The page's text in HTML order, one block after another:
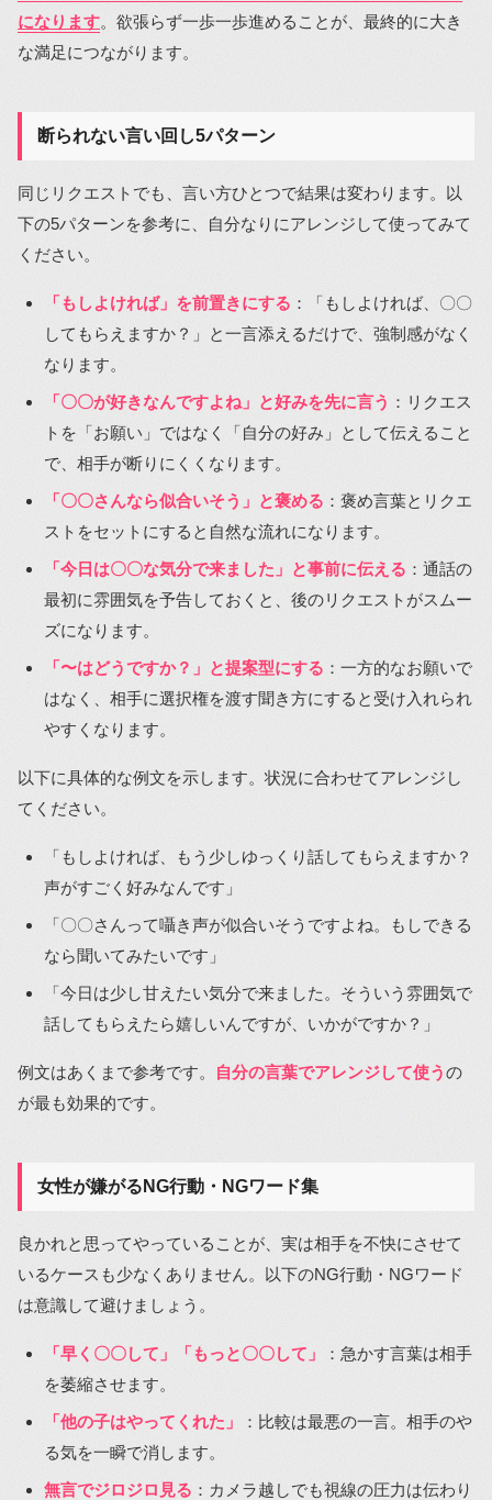
になります。欲張らず一歩一歩進めることが、最終的に大き
な満足につながります。
断られない言い回し5パターン
同じリクエストでも、言い方ひとつで結果は変わります。以
下の5パターンを参考に、自分なりにアレンジして使ってみて
ください。
「もしよければ」を前置きにする ：「もしよければ、〇〇
してもらえますか？」と一言添えるだけで、強制感がなく
なります。
「〇〇が好きなんですよね」と好みを先に言う ：リクエス
トを「お願い」ではなく「自分の好み」として伝えること
で、相手が断りにくくなります。
「〇〇さんなら似合いそう」と褒める ：褒め言葉とリクエ
ストをセットにすると自然な流れになります。
「今日は〇〇な気分で来ました」と事前に伝える ：通話の
最初に雰囲気を予告しておくと、後のリクエストがスムー
ズになります。
「〜はどうですか？」と提案型にする ：一方的なお願いで
はなく、相手に選択権を渡す聞き方にすると受け入れられ
やすくなります。
以下に具体的な例文を示します。状況に合わせてアレンジし
てください。
「もしよければ、もう少しゆっくり話してもらえますか？
声がすごく好みなんです」
「〇〇さんって囁き声が似合いそうですよね。もしできる
なら聞いてみたいです」
「今日は少し甘えたい気分で来ました。そういう雰囲気で
話してもらえたら嬉しいんですが、いかがですか？」
例文はあくまで参考です。 自分の言葉でアレンジして使うの
が最も効果的です。
女性が嫌がるNG行動・NGワード集
良かれと思ってやっていることが、実は相手を不快にさせて
いるケースも少なくありません。以下のNG行動・NGワード
は意識して避けましょう。
「早く〇〇して」「もっと〇〇して」
：急かす言葉は相手
を萎縮させます。
「他の子はやってくれた」
：比較は最悪の一言。相手のや
る気を一瞬で消します。
無言でジロジロ見る ：カメラ越しでも視線の圧力は伝わり